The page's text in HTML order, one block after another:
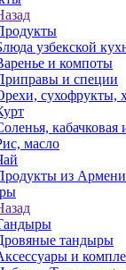
узбекской
и компоты
и специи
сухофрукты,
кабачковая
масло
из
тандыры
и